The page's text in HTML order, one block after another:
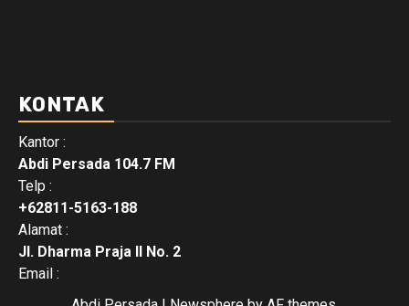
KONTAK
Kantor :
Abdi Persada 104.7 FM
Telp :
+62811-5163-188
Alamat :
Jl. Dharma Praja II No. 2
Email :